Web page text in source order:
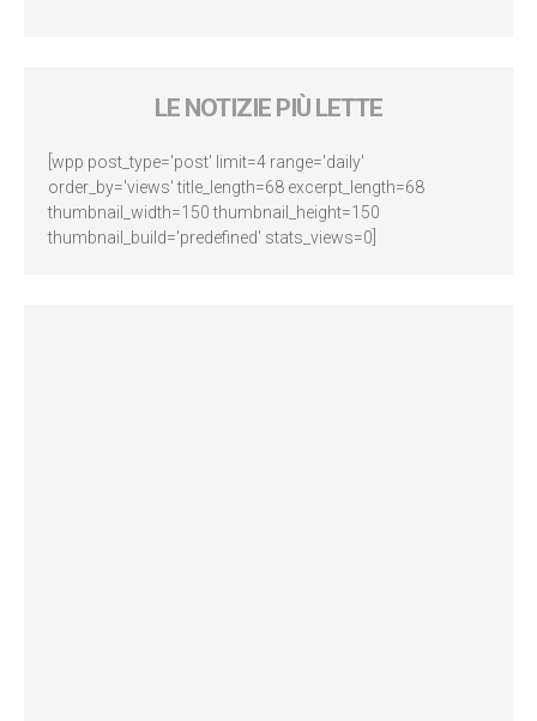
LE NOTIZIE PIÙ LETTE
[wpp post_type='post' limit=4 range='daily'
order_by='views' title_length=68 excerpt_length=68
thumbnail_width=150 thumbnail_height=150
thumbnail_build='predefined' stats_views=0]